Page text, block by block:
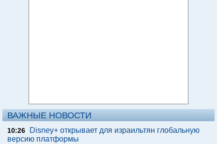
ВАЖНЫЕ НОВОСТИ
10:26
Disney+ открывает для израильтян глобальную
версию платформы